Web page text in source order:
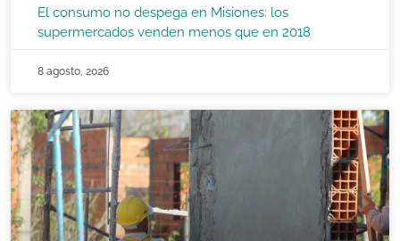
El consumo no despega en Misiones: los
supermercados venden menos que en 2018
8 agosto, 2026